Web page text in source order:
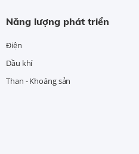
Năng lượng phát triển
Điện
Dầu khí
Than - Khoáng sản